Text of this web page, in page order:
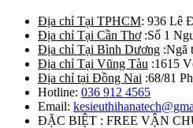
Địa chỉ Tại TPHCM: 936 Lê
Địa chỉ Tại Cần Thơ:Số 1
Địa chỉ Tại Bình Dương :Ngã
Địa chỉ Tại Vũng Tàu :1615
Địa chỉ tại Đồng Nai :68/81
Hotline: 036 912 4565
Email:
ĐẶC BIỆT : FREE VẬN